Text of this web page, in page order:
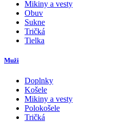
Mikiny a vesty
Obuv
Sukne
Tričká
Tielka
Muži
Doplnky
Košele
Mikiny a vesty
Polokošele
Tričká